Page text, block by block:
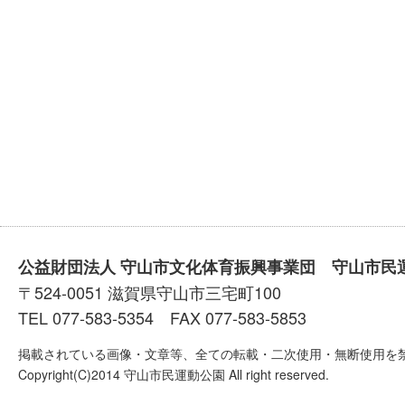
公益財団法人 守山市文化体育振興事業団 守山市民
〒524-0051 滋賀県守山市三宅町100
TEL 077-583-5354 FAX 077-583-5853
掲載されている画像・文章等、全ての転載・二次使用・無断使用を
Copyright(C)2014 守山市民運動公園 All right reserved.